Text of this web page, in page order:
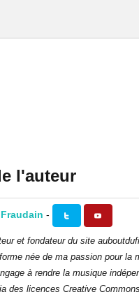
l'auteur
-
et fondateur du site
née de ma passion pour la
à rendre la musique
des licences Creative Commons.